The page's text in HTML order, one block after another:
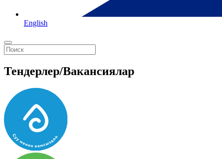
English
Тендерлер/Вакансиялар